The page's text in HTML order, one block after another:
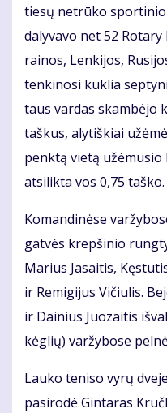
tie­sų ne­trū­ko
da­ly­va­vo net 52
rai­nos, Len­ki­jos,
ten­ki­no­si kuk­lia
taus var­das skam­bė­jo
taš­kus, aly­tiš­kiai
penk­tą vie­tą
at­si­lik­ta vos 0,75 taš­ko.
Ko­man­di­nė­se
gat­vės krep­ši­nio
Ma­rius Ja­sai­tis,
ir Re­mi­gi­jus Vi­čiu­lis.
ir Dai­nius Juo­zai­tis
kėg­lių) var­žy­bo­se
Lau­ko te­ni­so vy­rų
pa­si­ro­dė Gin­ta­ras